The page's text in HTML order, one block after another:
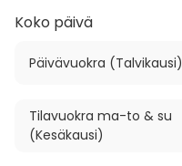
Koko päivä
Päivävuokra (Talvikausi)
Tilavuokra ma-to & su
(Kesäkausi)